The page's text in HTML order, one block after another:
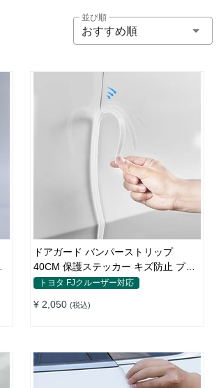
並び順
おすすめ順
ドアガード バンパーストリップ
40CM 保護ステッカー キズ防止 プロ
テクターシール
トヨタ FJクルーザー対応
¥ 2,050 (税込)